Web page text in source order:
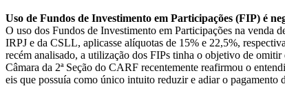
Uso de Fundos de Investimento em Participações (FIP) é
O uso dos Fundos de Investimento em Participações na venda
IRPJ e da CSLL, aplicasse alíquotas de 15% e 22,5%,
recém analisado, a utilização dos FIPs tinha o objetivo de
Câmara da 2ª Seção do CARF recentemente reafirmou o
eis que possuía como único intuito reduzir e adiar o pagamento